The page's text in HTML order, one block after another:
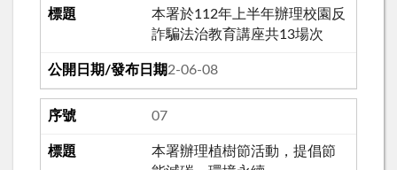
本署於112年上半年辦理校園反
詐騙法治教育講座共13場次
112-06-08
07
本署辦理植樹節活動，提倡節